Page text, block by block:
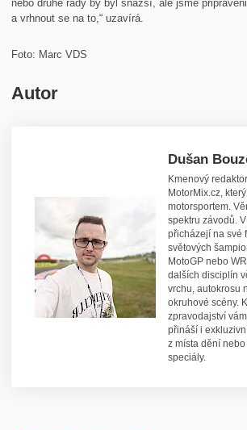
nebo druhé řady by byl snazší, ale jsme
a vrhnout se na to,“ uzavírá.
Foto: Marc VDS
Autor
Dušan
Kmenový
MotorMix.cz,
motorsportem.
spektru závodů.
přicházejí na své
světových
MotoGP nebo
dalších disciplín
vrchu, autokrosu
okruhové scény.
zpravodajství
přináší i
z místa dění
speciály.